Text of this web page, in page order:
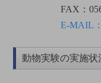
FAX：0566-
E-MAIL：
動物実験の実施